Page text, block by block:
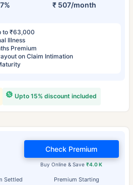
₹ 507/month
to ₹63,000
Illness
Premium
on Claim Intimation
Upto 15% discount included
Settled Premium Starting
Buy Online & Save₹4.0 K
Check Premium